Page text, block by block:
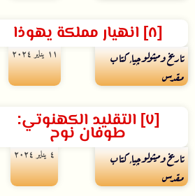
[٨] انهيار مملكة يهوذا
تاريخ وميثولوچيا,كتاب
مقدس
۱۱ يناير ۲۰۲٤
[٧] التقليد الكهنوتي:
طوفان نوح
تاريخ وميثولوچيا,كتاب
مقدس
٤ يناير ۲۰۲٤